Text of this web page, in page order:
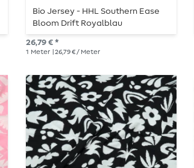
Bio Jersey - HHL Southern Ease
Bloom Drift Royalblau
26,79 € *
1 Meter | 26,79 € / Meter